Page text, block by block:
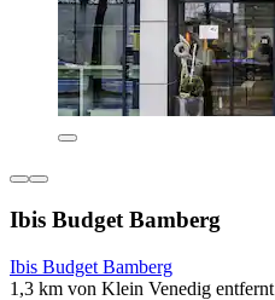
Ibis Budget Bamberg
Ibis Budget Bamberg
1,3 km von Klein Venedig entfernt